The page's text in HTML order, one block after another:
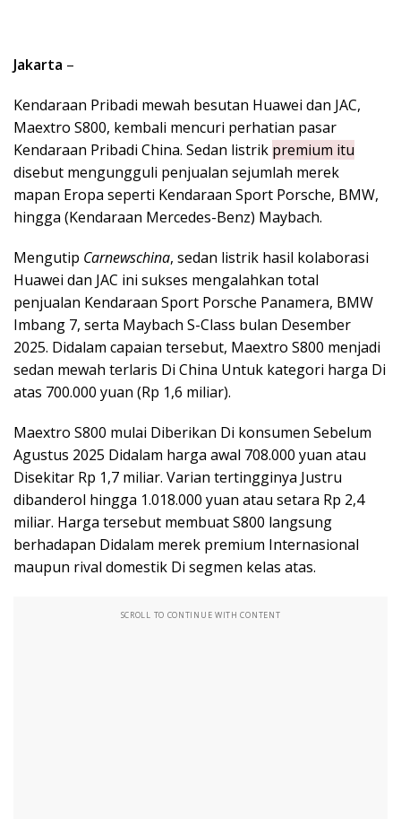
Jakarta –
Kendaraan Pribadi mewah besutan Huawei dan JAC,
Maextro S800, kembali mencuri perhatian pasar
Kendaraan Pribadi China. Sedan listrik premium itu
disebut mengungguli penjualan sejumlah merek
mapan Eropa seperti Kendaraan Sport Porsche, BMW,
hingga (Kendaraan Mercedes-Benz) Maybach.
Mengutip Carnewschina, sedan listrik hasil kolaborasi
Huawei dan JAC ini sukses mengalahkan total
penjualan Kendaraan Sport Porsche Panamera, BMW
Imbang 7, serta Maybach S-Class bulan Desember
2025. Didalam capaian tersebut, Maextro S800 menjadi
sedan mewah terlaris Di China Untuk kategori harga Di
atas 700.000 yuan (Rp 1,6 miliar).
Maextro S800 mulai Diberikan Di konsumen Sebelum
Agustus 2025 Didalam harga awal 708.000 yuan atau
Disekitar Rp 1,7 miliar. Varian tertingginya Justru
dibanderol hingga 1.018.000 yuan atau setara Rp 2,4
miliar. Harga tersebut membuat S800 langsung
berhadapan Didalam merek premium Internasional
maupun rival domestik Di segmen kelas atas.
SCROLL TO CONTINUE WITH CONTENT